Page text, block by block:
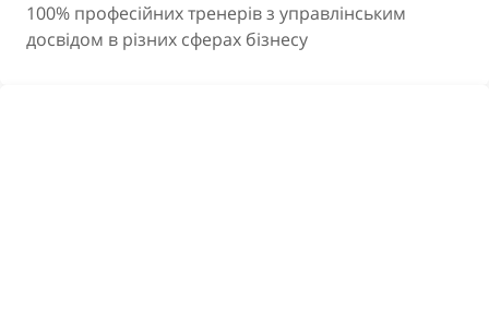
100% професійних тренерів з управлінським
досвідом в різних сферах бізнесу